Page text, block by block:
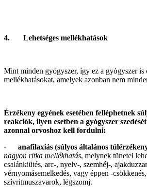
4. Lehetséges mellékhatások
Mint minden gyógyszer, így ez a gyógyszer is
mellékhatásokat, amelyek azonban nem
Érzékeny egyének esetében felléphetnek
reakciók, ilyen esetben a gyógyszer
azonnal orvoshoz kell fordulni:
- anafilaxiás (súlyos általános
nagyon ritka mellékhatás, melynek tünetei
csalánkiütés, arc-, nyelv-, szemhéj-,
vérnyomásemelkedés, vagy éppen -
szívritmuszavarok, légszomj.